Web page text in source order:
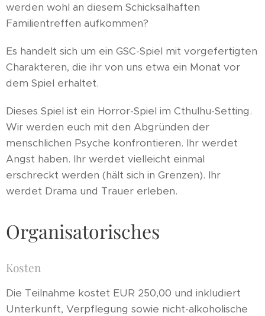
werden wohl an diesem Schicksalhaften
Familientreffen aufkommen?
Es handelt sich um ein GSC-Spiel mit vorgefertigten
Charakteren, die ihr von uns etwa ein Monat vor
dem Spiel erhaltet.
Dieses Spiel ist ein Horror-Spiel im Cthulhu-Setting.
Wir werden euch mit den Abgründen der
menschlichen Psyche konfrontieren. Ihr werdet
Angst haben. Ihr werdet vielleicht einmal
erschreckt werden (hält sich in Grenzen). Ihr
werdet Drama und Trauer erleben.
Organisatorisches
Kosten
Die Teilnahme kostet EUR 250,00 und inkludiert
Unterkunft, Verpflegung sowie nicht-alkoholische